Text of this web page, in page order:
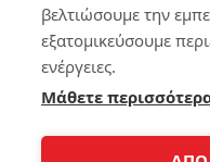
Copyright 2008-2026 ©
βελτιώσουμε την
εξατομικεύσουμε
ενέργειες.
Μάθετε